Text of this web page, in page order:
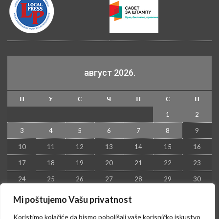
Mi poštujemo Vašu privatnost
Koristimo kolačiće da bismo poboljšali vaše korisničko iskustvo
август 2026.
П У С Ч П С
Н
1
2
3 4 5 6 7 8 9
10 11 12 13 14 15 16
17 18 19 20 21 22 23
24 25 26 27 28 29 30
31